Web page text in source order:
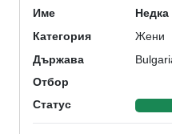
Име
Категория Жени
Държава
Отбор
Статус